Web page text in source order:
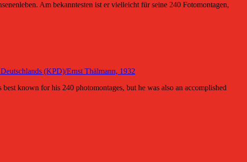
Am bekanntesten ist er vielleicht für seine 240 Fotomontagen,
known for his 240 photomontages, but he was also an accomplished